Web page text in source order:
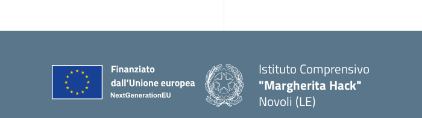
Istituto Comprensivo
"Margherita Hack"
Novoli (LE)